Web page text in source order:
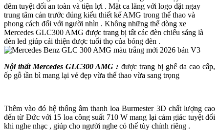
đêm tuyệt đối an toàn và tiện lợi . Mặt ca lăng với logo đặt ngay
trung tâm cản trước đúng kiểu thiết kế AMG trong thể thao và
phong cách đối với người nhìn . Không những thế dòng xe
Mercedes GLC300 AMG được trang bị tất các đèn chiếu sáng là
đèn led giúp cải thiện được tuổi thọ của bóng đèn .
Nội thất Mercedes GLC300 AMG : được trang bị ghế da cao cấp,
ốp gỗ tần bì mang lại vẻ đẹp vừa thể thao vừa sang trọng
Thêm vào đó hệ thống âm thanh loa Burmester 3D chất lượng cao
đến từ Đức với 15 loa công suất 710 W mang lại cảm giác tuyệt đối
khi nghe nhạc , giúp cho người nghe có thể tùy chỉnh riêng .